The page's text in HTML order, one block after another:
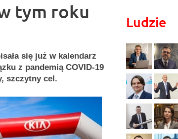
tym roku
się już w kalendarz
z pandemią COVID-19
szczytny cel.
Ludzie